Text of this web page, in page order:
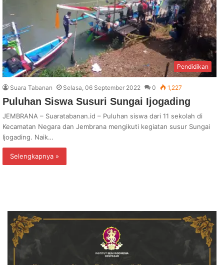
Pendidikan
Suara Tabanan Selasa, 06 September 2022 0 1,227
Puluhan Siswa Susuri Sungai Ijogading
JEMBRANA – Suaratabanan.id – Puluhan siswa dari 11 sekolah di
Kecamatan Negara dan Jembrana mengikuti kegiatan susur Sungai
Ijogading. Naik…
Selengkapnya »